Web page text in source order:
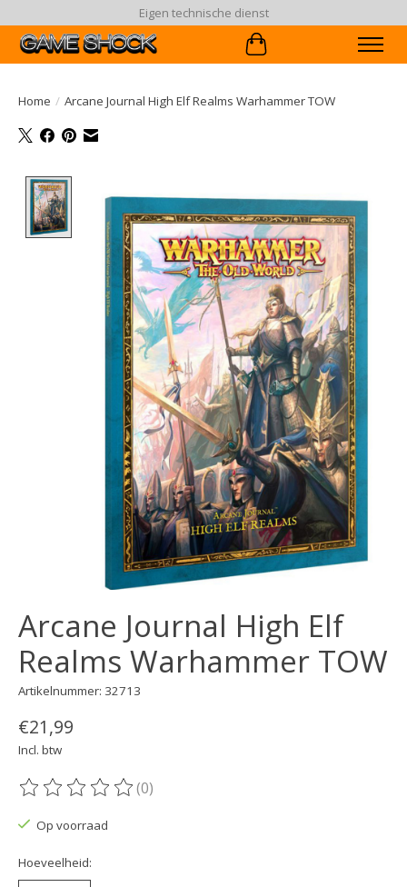
Eigen technische dienst
Winkelwagen
Home / Arcane Journal High Elf Realms Warhammer TOW
Arcane Journal High Elf
Realms Warhammer TOW
Artikelnummer: 32713
€21,99
Incl. btw
De beoordeling van dit product is
(0)
Op voorraad
Hoeveelheid: